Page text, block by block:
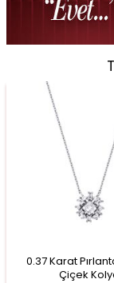
0.37 Karat
Çiçek